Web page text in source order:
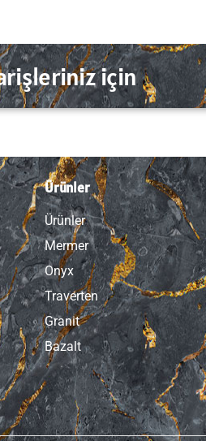
için
Ürünler
Ürünler
Mermer
Onyx
Traverten
Granit
Bazalt